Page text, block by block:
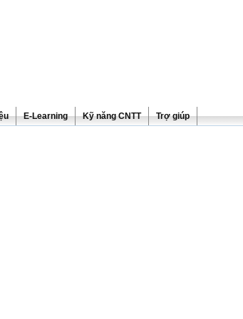
E-Learning Kỹ năng CNTT Trợ giúp